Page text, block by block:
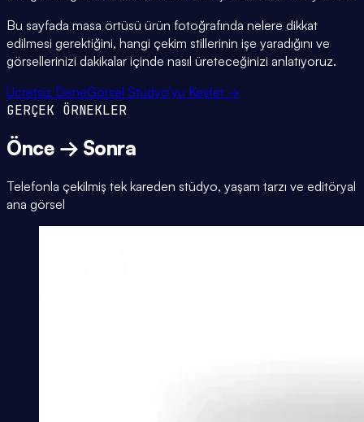
Bu sayfada masa örtüsü ürün fotoğrafında nelere dikkat
edilmesi gerektiğini, hangi çekim stillerinin işe yaradığını ve
görsellerinizi dakikalar içinde nasıl üreteceğinizi anlatıyoruz.
Ücretsiz DeneGörsel Stüdyo'yu Keşfet →
GERÇEK ÖRNEKLER
Önce → Sonra
Telefonla çekilmiş tek kareden stüdyo, yaşam tarzı ve editöryal
ana görsel